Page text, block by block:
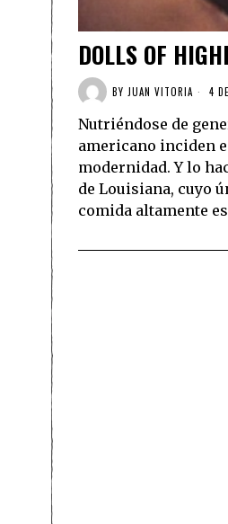
DOLLS OF
BY JUAN VITORIA 4
Nutriéndose de
americano inciden
modernidad. Y lo
de Louisiana, cuyo
comida altamente